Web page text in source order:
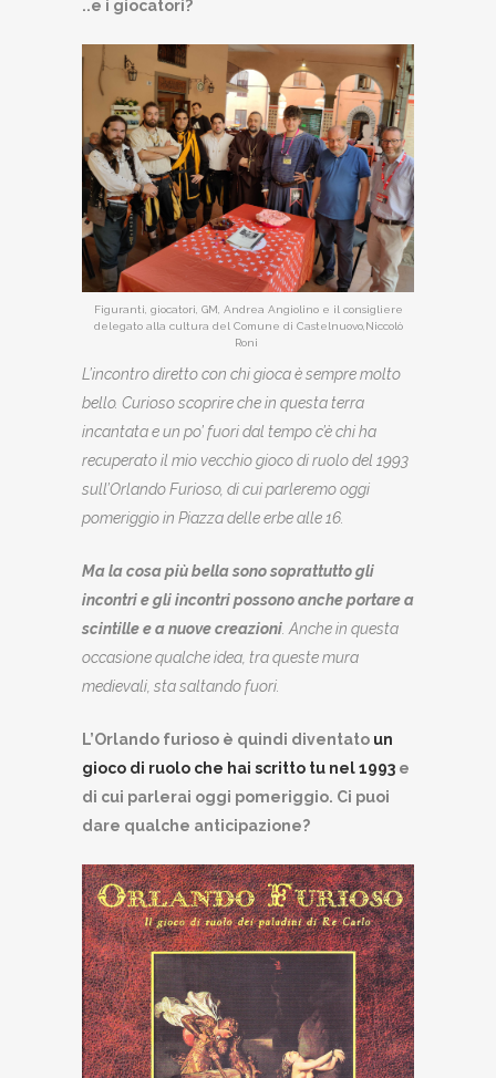
..e i giocatori?
Figuranti, giocatori, GM, Andrea Angiolino e il consigliere
delegato alla cultura del Comune di Castelnuovo,Niccolò
Roni
L’incontro diretto con chi gioca è sempre molto
bello. Curioso scoprire che in questa terra
incantata e un po’ fuori dal tempo c’è chi ha
recuperato il mio vecchio gioco di ruolo del 1993
sull’Orlando Furioso, di cui parleremo oggi
pomeriggio in Piazza delle erbe alle 16.
Ma la cosa più bella sono soprattutto gli
incontri e gli incontri possono anche portare a
scintille e a nuove creazioni. Anche in questa
occasione qualche idea, tra queste mura
medievali, sta saltando fuori.
L’Orlando furioso è quindi diventato un
gioco di ruolo che hai scritto tu nel 1993 e
di cui parlerai oggi pomeriggio. Ci puoi
dare qualche anticipazione?